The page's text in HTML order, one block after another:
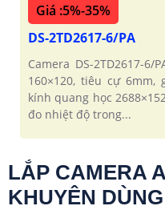
Giá :5%-35%
DS-2TD2617-6/PA
Camera DS-2TD2617-
160×120, tiêu cự 6mm,
kính quang học
đo nhiệt độ trong...
LẮP CAMERA
KHUYÊN DÙNG